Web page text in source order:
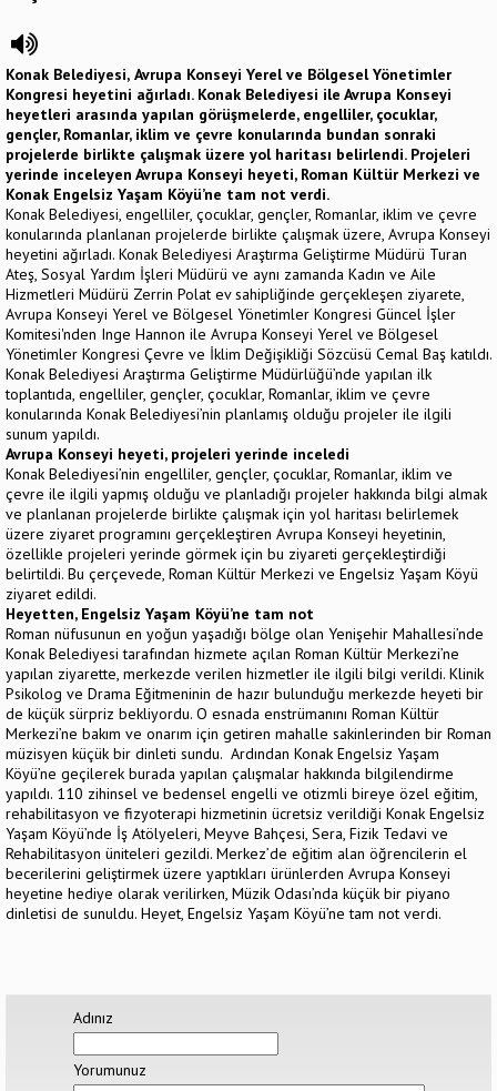
Konak Belediyesi, Avrupa Konseyi Yerel ve Bölgesel Yönetimler
Kongresi heyetini ağırladı. Konak Belediyesi ile Avrupa Konseyi
heyetleri arasında yapılan görüşmelerde, engelliler, çocuklar,
gençler, Romanlar, iklim ve çevre konularında bundan sonraki
projelerde birlikte çalışmak üzere yol haritası belirlendi. Projeleri
yerinde inceleyen Avrupa Konseyi heyeti, Roman Kültür Merkezi ve
Konak Engelsiz Yaşam Köyü’ne tam not verdi.
Konak Belediyesi, engelliler, çocuklar, gençler, Romanlar, iklim ve çevre
konularında planlanan projelerde birlikte çalışmak üzere, Avrupa Konseyi
heyetini ağırladı. Konak Belediyesi Araştırma Geliştirme Müdürü Turan
Ateş, Sosyal Yardım İşleri Müdürü ve aynı zamanda Kadın ve Aile
Hizmetleri Müdürü Zerrin Polat ev sahipliğinde gerçekleşen ziyarete,
Avrupa Konseyi Yerel ve Bölgesel Yönetimler Kongresi Güncel İşler
Komitesi'nden Inge Hannon ile Avrupa Konseyi Yerel ve Bölgesel
Yönetimler Kongresi Çevre ve İklim Değişikliği Sözcüsü Cemal Baş katıldı.
Konak Belediyesi Araştırma Geliştirme Müdürlüğü’nde yapılan ilk
toplantıda, engelliler, gençler, çocuklar, Romanlar, iklim ve çevre
konularında Konak Belediyesi’nin planlamış olduğu projeler ile ilgili
sunum yapıldı.
Avrupa Konseyi heyeti, projeleri yerinde inceledi
Konak Belediyesi’nin engelliler, gençler, çocuklar, Romanlar, iklim ve
çevre ile ilgili yapmış olduğu ve planladığı projeler hakkında bilgi almak
ve planlanan projelerde birlikte çalışmak için yol haritası belirlemek
üzere ziyaret programını gerçekleştiren Avrupa Konseyi heyetinin,
özellikle projeleri yerinde görmek için bu ziyareti gerçekleştirdiği
belirtildi. Bu çerçevede, Roman Kültür Merkezi ve Engelsiz Yaşam Köyü
ziyaret edildi.
Heyetten, Engelsiz Yaşam Köyü’ne tam not
Roman nüfusunun en yoğun yaşadığı bölge olan Yenişehir Mahallesi’nde
Konak Belediyesi tarafından hizmete açılan Roman Kültür Merkezi’ne
yapılan ziyarette, merkezde verilen hizmetler ile ilgili bilgi verildi. Klinik
Psikolog ve Drama Eğitmeninin de hazır bulunduğu merkezde heyeti bir
de küçük sürpriz bekliyordu. O esnada enstrümanını Roman Kültür
Merkezi’ne bakım ve onarım için getiren mahalle sakinlerinden bir Roman
müzisyen küçük bir dinleti sundu. Ardından Konak Engelsiz Yaşam
Köyü’ne geçilerek burada yapılan çalışmalar hakkında bilgilendirme
yapıldı. 110 zihinsel ve bedensel engelli ve otizmli bireye özel eğitim,
rehabilitasyon ve fizyoterapi hizmetinin ücretsiz verildiği Konak Engelsiz
Yaşam Köyü’nde İş Atölyeleri, Meyve Bahçesi, Sera, Fizik Tedavi ve
Rehabilitasyon üniteleri gezildi. Merkez’de eğitim alan öğrencilerin el
becerilerini geliştirmek üzere yaptıkları ürünlerden Avrupa Konseyi
heyetine hediye olarak verilirken, Müzik Odası’nda küçük bir piyano
dinletisi de sunuldu. Heyet, Engelsiz Yaşam Köyü’ne tam not verdi.
Adınız
Yorumunuz